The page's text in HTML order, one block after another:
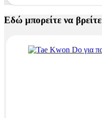
Εδώ μπορείτε να βρείτε